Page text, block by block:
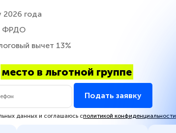
года
ФРДО
вычет 13%
место в льготной группе
Подать заявку
данных и соглашаюсь сполитикой конфиденциальности